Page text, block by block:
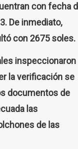
con fecha
De inmediato,
con 2675 soles.
inspeccionaron
la verificación se
documentos de
las
de las